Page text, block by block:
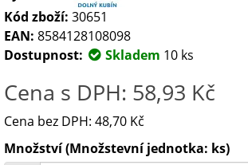
Kód zboží: 30651
EAN: 8584128108098
Dostupnost:
Skladem 10 ks
Cena s DPH: 58,93 Kč
Cena bez DPH: 48,70 Kč
Množství (Množstevní jednotka: ks)